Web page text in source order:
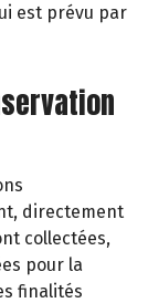
est prévu par
directement
collectées,
pour la
finalités